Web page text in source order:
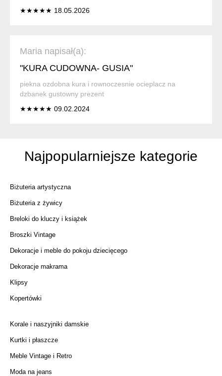
★★★★★ 18.05.2026
Maria napisał(a):
"KURA CUDOWNA- GUSIA"
piekna ozdobna kura i rownoczesnie ocieplacz na
dzbanek gustowny prezent
★★★★★ 09.02.2024
Najpopularniejsze kategorie
Biżuteria artystyczna
Biżuteria z żywicy
Breloki do kluczy i książek
Broszki Vintage
Dekoracje i meble do pokoju dziecięcego
Dekoracje makrama
Klipsy
Kopertówki
Korale i naszyjniki damskie
Kurtki i płaszcze
Meble Vintage i Retro
Moda na jeans